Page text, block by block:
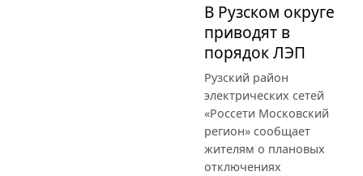
В Рузском округе
приводят в
порядок ЛЭП
Рузский район
электрических сетей
«Россети Московский
регион» сообщает
жителям о плановых
отключениях